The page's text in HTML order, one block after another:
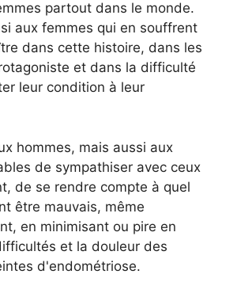
partout dans le monde.
aux femmes qui en souffrent
dans cette histoire, dans les
et dans la difficulté
leur condition à leur
hommes, mais aussi aux
de sympathiser avec ceux
de se rendre compte à quel
être mauvais, même
en minimisant ou pire en
et la douleur des
d'endométriose.